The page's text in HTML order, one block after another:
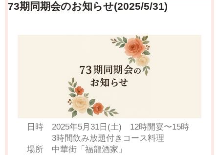
73期同期会のお知らせ(2025/5/31)
日時 2025年5月31日(土) 12時開宴〜15時
3時間飲み放題付きコース料理
場所 中華街「福龍酒家」